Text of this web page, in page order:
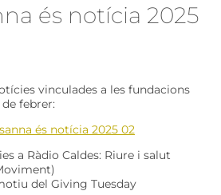
és notícia 2025
vinculades a les fundacions
febrer:
és notícia 2025 02
a Ràdio Caldes: Riure i salut
del Giving Tuesday